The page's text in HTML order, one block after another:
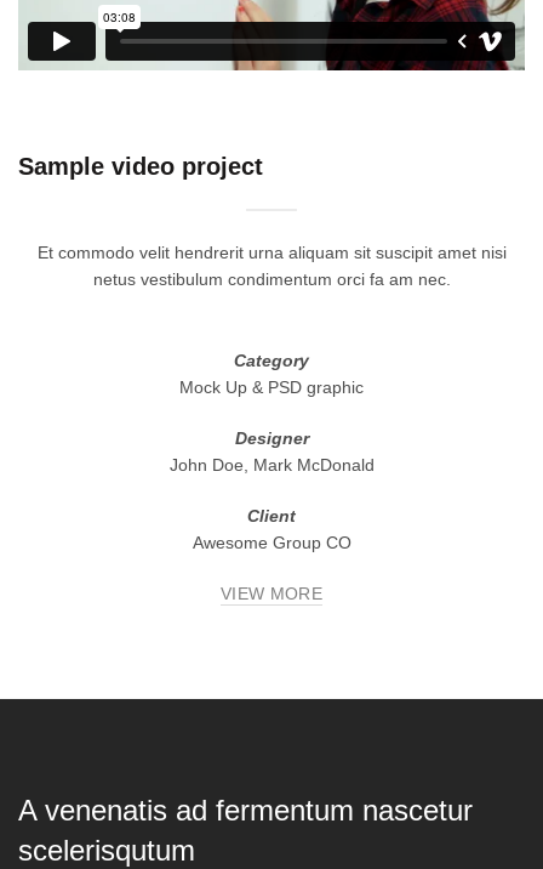
Sample video project
Et commodo velit hendrerit urna aliquam sit suscipit amet nisi
netus vestibulum condimentum orci fa am nec.
Category
Mock Up & PSD graphic
Designer
John Doe, Mark McDonald
Client
Awesome Group CO
VIEW MORE
A venenatis ad fermentum nascetur
scelerisqutum